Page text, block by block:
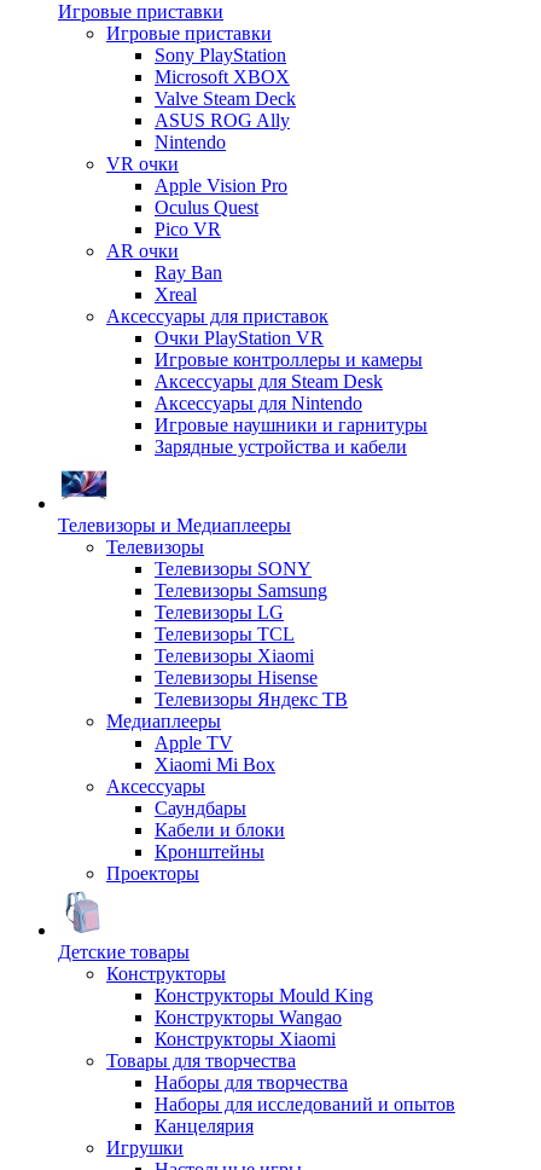
Игровые приставки
Игровые приставки
Sony PlayStation
Microsoft XBOX
Valve Steam Deck
ASUS ROG Ally
Nintendo
VR очки
Apple Vision Pro
Oculus Quest
Pico VR
AR очки
Ray Ban
Xreal
Аксессуары для приставок
Очки PlayStation VR
Игровые контроллеры и камеры
Аксессуары для Steam Desk
Аксессуары для Nintendo
Игровые наушники и гарнитуры
Зарядные устройства и кабели
Телевизоры и Медиаплееры
Телевизоры
Телевизоры SONY
Телевизоры Samsung
Телевизоры LG
Телевизоры TCL
Телевизоры Xiaomi
Телевизоры Hisense
Телевизоры Яндекс ТВ
Медиаплееры
Apple TV
Xiaomi Mi Box
Аксессуары
Саундбары
Кабели и блоки
Кронштейны
Проекторы
Детские товары
Конструкторы
Конструкторы Mould King
Конструкторы Wangao
Конструкторы Xiaomi
Товары для творчества
Наборы для творчества
Наборы для исследований и опытов
Канцелярия
Игрушки